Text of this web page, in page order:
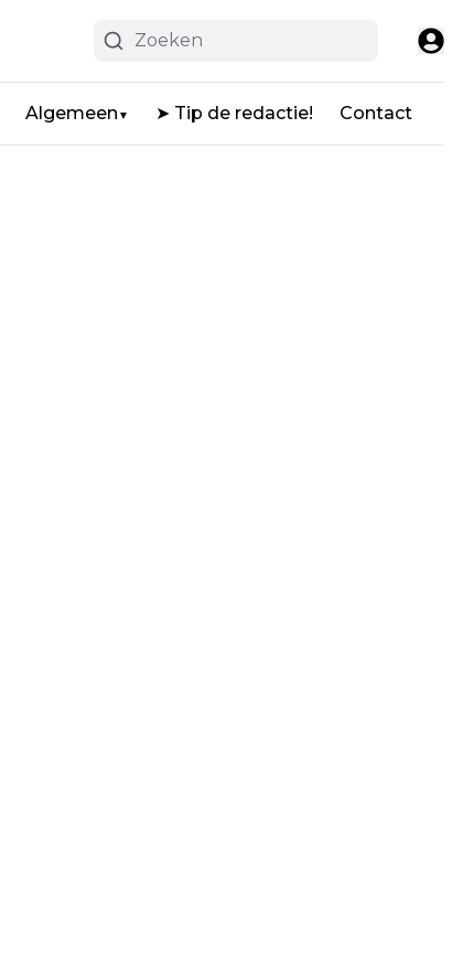
Algemeen ▼ ➤ Tip de redactie! Contact